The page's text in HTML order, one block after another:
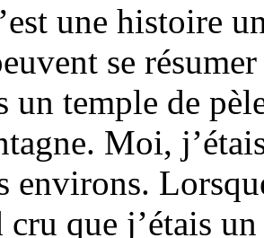
une histoire
se
un temple de
Moi,
environs.
cru que j’étais